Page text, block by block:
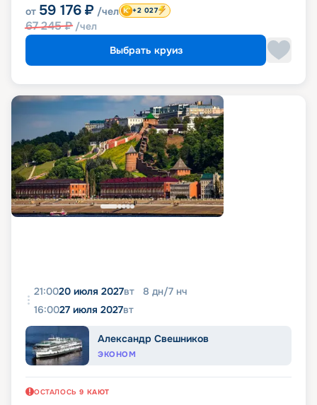
от 59 176 ₽ /чел
67 245₽ /чел
+2 027
Выбрать круиз
21:0020 июля 2027вт 8 дн/7 нч
16:0027 июля 2027вт
Александр Свешников
ЭКОНОМ
ОСТАЛОСЬ 9 КАЮТ